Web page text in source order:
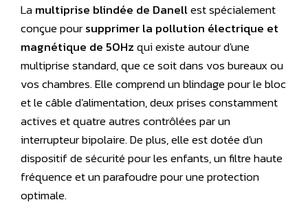
Lamultiprise blindée de Danellest spécialement
conçue poursupprimer la pollution électrique et
magnétique de 50Hzqui existe autour d'une
multiprise standard, que ce soit dans vos bureaux ou
vos chambres. Elle comprend un blindage pour le bloc
et le câble d'alimentation, deux prises constamment
actives et quatre autres contrôlées par un
interrupteur bipolaire. De plus, elle est dotée d'un
dispositif de sécurité pour les enfants, un filtre haute
fréquence et un parafoudre pour une protection
optimale.